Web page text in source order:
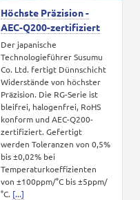
Höchste Präzision -
AEC-Q200-zertifiziert
Der japanische
Technologieführer Susumu
Co. Ltd. fertigt Dünnschicht
Widerstände von höchster
Präzision. Die RG-Serie ist
bleifrei, halogenfrei, RoHS
konform und AEC-Q200-
zertifiziert. Gefertigt
werden Toleranzen von 0,5%
bis ±0,02% bei
Temperaturkoeffizienten
von ±100ppm/°C bis ±5ppm/
°C. [...]